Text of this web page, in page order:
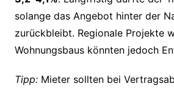
solange das Angebot hinter der
zurückbleibt. Regionale Projekte
Wohnungsbaus könnten jedoch
Tipp:Mieter sollten bei